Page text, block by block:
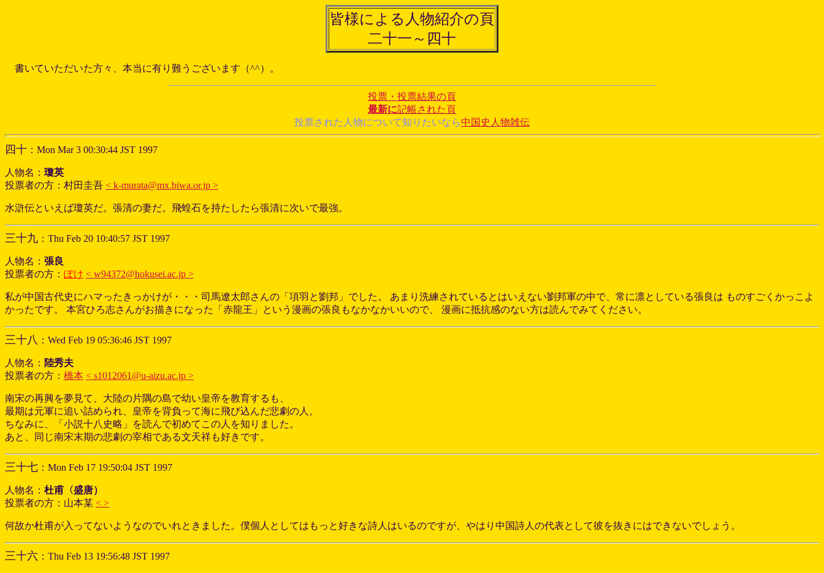
皆様による人物紹介の頁
二十一～四十
書いていただいた方々、本当に有り難うございます（^^）。
投票・投票結果の頁
最新に記帳された頁
投票された人物について知りたいなら中国史人物雑伝
四十 ：Mon Mar 3 00:30:44 JST 1997
人物名： 瓊英
投票者の方：村田圭吾 < k-murata@mx.biwa.or.jp >
水滸伝といえば瓊英だ。張清の妻だ。飛蝗石を持たしたら張清に次いで最強。
三十九 ：Thu Feb 20 10:40:57 JST 1997
人物名： 張良
投票者の方： ぽけ < w94372@hokusei.ac.jp >
私が中国古代史にハマったきっかけが・・・司馬遼太郎さんの「項羽と劉邦」でした。 あまり洗練されているとはいえない劉邦軍の中で、常に凛としている張良は ものすごくかっこよ
かったです。 本宮ひろ志さんがお描きになった「赤龍王」という漫画の張良もなかなかいいので、 漫画に抵抗感のない方は読んでみてください。
三十八 ：Wed Feb 19 05:36:46 JST 1997
人物名： 陸秀夫
投票者の方： 橋本 < s1012061@u-aizu.ac.jp >
南宋の再興を夢見て、大陸の片隅の島で幼い皇帝を教育するも、
最期は元軍に追い詰められ、皇帝を背負って海に飛び込んだ悲劇の人。
ちなみに、「小説十八史略」を読んで初めてこの人を知りました。
あと、同じ南宋末期の悲劇の宰相である文天祥も好きです。
三十七 ：Mon Feb 17 19:50:04 JST 1997
人物名： 杜甫〈盛唐）
投票者の方：山本某 < >
何故か杜甫が入ってないようなのでいれときました。僕個人としてはもっと好きな詩人はいるのですが、やはり中国詩人の代表として彼を抜きにはできないでしょう。
三十六 ：Thu Feb 13 19:56:48 JST 1997